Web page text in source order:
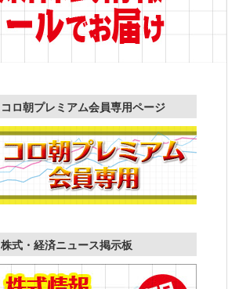
コロ朝プレミアム会員専用ページ
株式・経済ニュース掲示板